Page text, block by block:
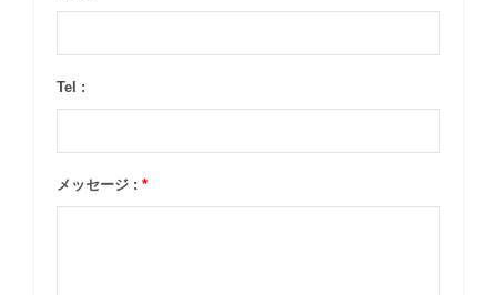
Tel :
メッセージ : *